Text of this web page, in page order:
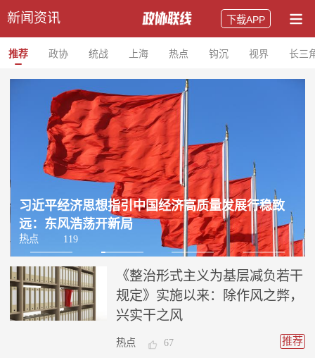
新闻资讯 下载APP
推荐 政协 统战 上海 热点 钩沉 视界 长三
习近平经济思想指引中国经济高质量发展行稳致
远：东风浩荡开新局
热点 119
《整治形式主义为基层减负若干
规定》实施以来：除作风之弊，
兴实干之风
热点 67 推荐